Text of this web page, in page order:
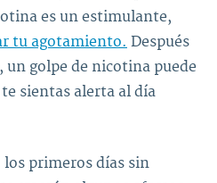
es un estimulante,
tu agotamiento. Después
un golpe de nicotina puede
sientas alerta al día
los primeros días sin